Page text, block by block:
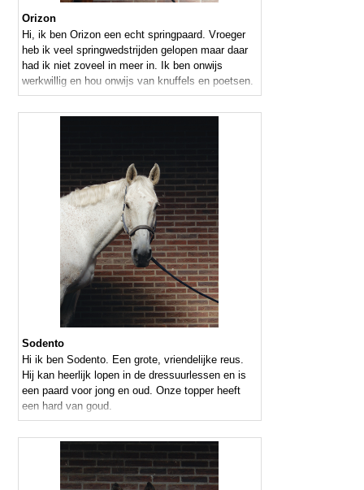
Orizon
Hi, ik ben Orizon een echt springpaard. Vroeger
heb ik veel springwedstrijden gelopen maar daar
had ik niet zoveel in meer in. Ik ben onwijs
werkwillig en hou onwijs van knuffels en poetsen.
Sodento
Hi ik ben Sodento. Een grote, vriendelijke reus.
Hij kan heerlijk lopen in de dressuurlessen en is
een paard voor jong en oud. Onze topper heeft
een hard van goud.